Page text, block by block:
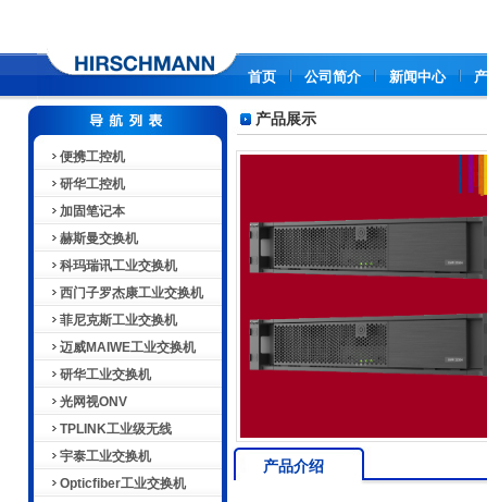
首页 公司简介 新闻中心
便携工控机
研华工控机
加固笔记本
赫斯曼交换机
科玛瑞讯工业交换机
西门子罗杰康工业交换机
菲尼克斯工业交换机
迈威MAIWE工业交换机
研华工业交换机
光网视ONV
TPLINK工业级无线
宇泰工业交换机
Opticfiber工业交换机
产品展示
产品介绍